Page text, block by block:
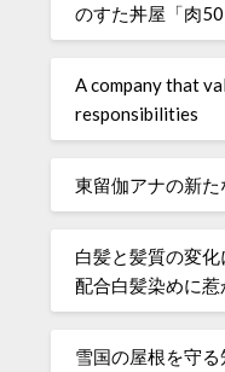
のすた丼屋「肉
A company that
responsibilities
東留伽アナの新た
白髪と髪質の変
配合白髪染めに
雪国の屋根を守